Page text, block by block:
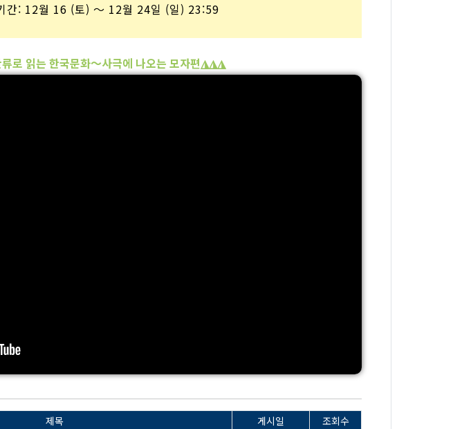
간: 12월 16 (토) ～ 12월 24일 (일) 23:59
로 읽는 한국문화〜사극에 나오는 모자편◮◮◮
제목 게시일
조회수